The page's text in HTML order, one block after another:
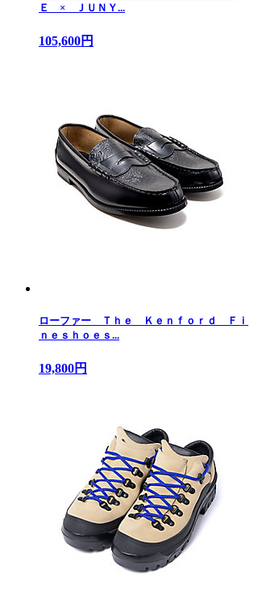
Ｅ × ＪＵＮＹ...
105,600円
ローファー Ｔｈｅ Ｋｅｎｆｏｒｄ Ｆｉ
ｎｅｓｈｏｅｓ...
19,800円